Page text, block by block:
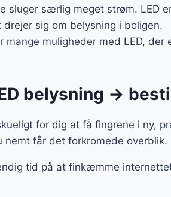
sluger særlig meget strøm. LED
sig om belysning i boligen.
mange muligheder med LED, der
belysning →
for dig at få fingrene i ny,
nemt får det forkromede overblik.
tid på at finkæmme